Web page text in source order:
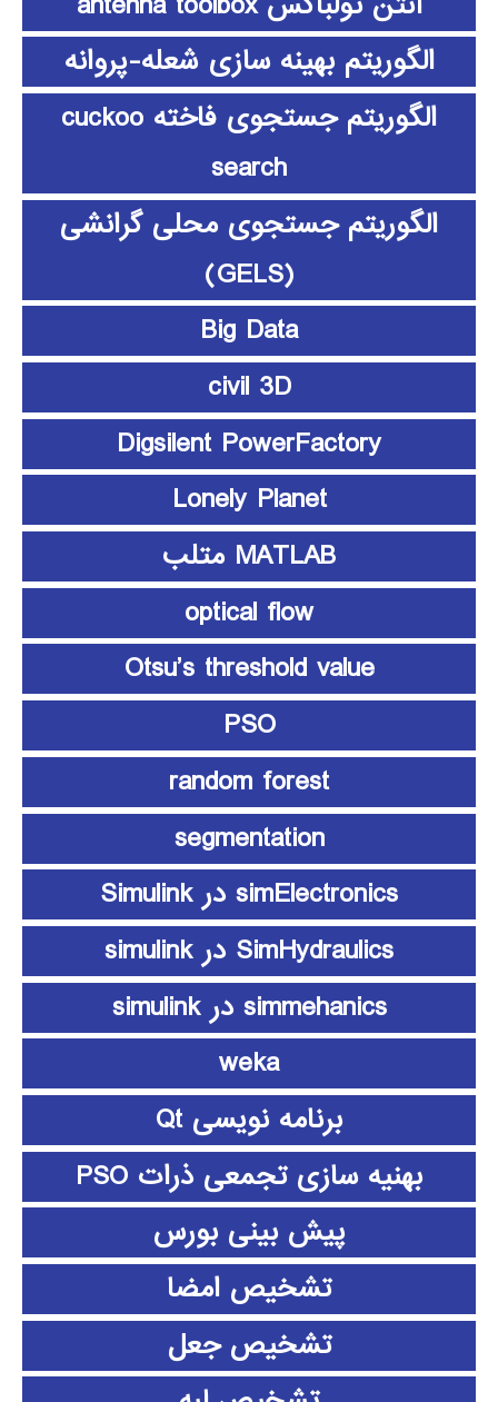
الگوریتم بهینه سازی شعله-پروانه
الگوریتم جستجوی فاخته cuckoo
search
الگوریتم جستجوی محلی گرانشی
(GELS)
Big Data
civil 3D
Digsilent PowerFactory
Lonely Planet
MATLAB متلب
optical flow
Otsu’s threshold value
PSO
random forest
segmentation
simElectronics در Simulink
SimHydraulics در simulink
simmehanics در simulink
weka
برنامه نویسی Qt
بهنیه سازی تجمعی ذرات PSO
پیش بینی بورس
تشخیص امضا
تشخیص جعل